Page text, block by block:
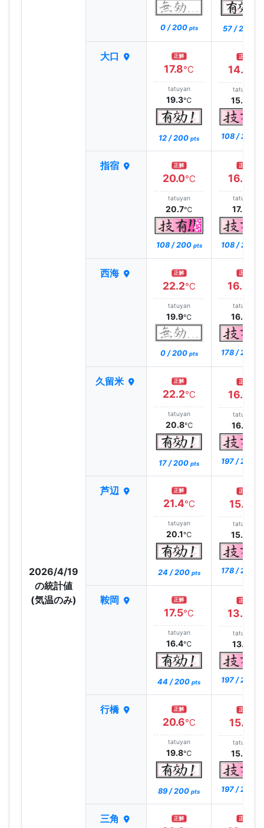
2026/4/19
の統計値
(気温のみ)
0 / 200 pts 57 / 200
大口 正解
17.8℃
tatuyan
19.3℃
12 / 200 pts
正解
14.7
tatuyan
15.4
108 / 200
指宿 正解
20.0℃
tatuyan
20.7℃
108 / 200 pts
正解
16.6
tatuyan
17.3
108 / 200
西海 正解
22.2℃
tatuyan
19.9℃
0 / 200 pts
正解
16.3
tatuyan
16.0
178 / 200
久留米 正解
22.2℃
tatuyan
20.8℃
17 / 200 pts
正解
16.6
tatuyan
16.7
197 / 200
芦辺 正解
21.4℃
tatuyan
20.1℃
24 / 200 pts
正解
15.1
tatuyan
15.4
178 / 200
鞍岡 正解
17.5℃
tatuyan
16.4℃
44 / 200 pts
正解
13.0
tatuyan
13.1
197 / 200
行橋 正解
20.6℃
tatuyan
19.8℃
89 / 200 pts
正解
15.1
tatuyan
15.2
197 / 200
三角 正解 正解